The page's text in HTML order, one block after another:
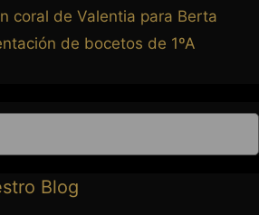
coral de Valentia para Berta
de bocetos de 1ºA
Blog